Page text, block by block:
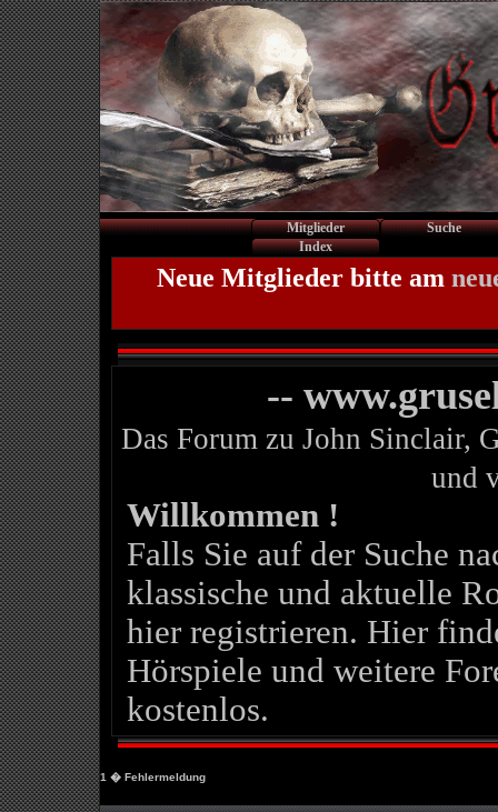
Mitglieder
Suche
Index
Neue Mitglieder bitte am
--
Das Forum zu John Sinclair,
und
Willkommen !
Falls Sie auf der Suche
klassische und aktuelle
hier registrieren. Hier
Hörspiele und weitere
kostenlos.
1 � Fehlermeldung